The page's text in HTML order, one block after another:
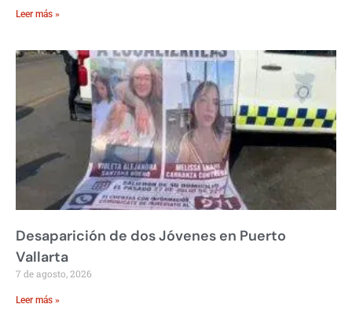
Leer más »
Desaparición de dos Jóvenes en Puerto
Vallarta
7 de agosto, 2026
Leer más »